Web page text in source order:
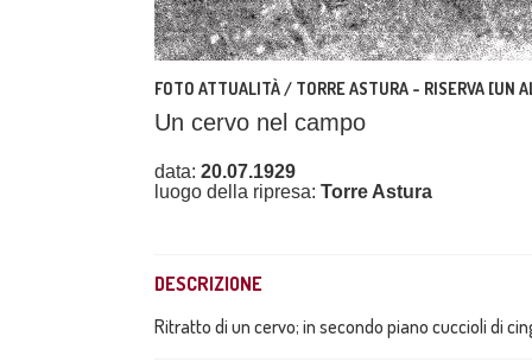
FOTO ATTUALITÀ / TORRE ASTURA - RISERVA [UN
Un cervo nel campo
data: 20.07.1929
luogo della ripresa: Torre Astura
DESCRIZIONE
Ritratto di un cervo; in secondo piano cuccioli di